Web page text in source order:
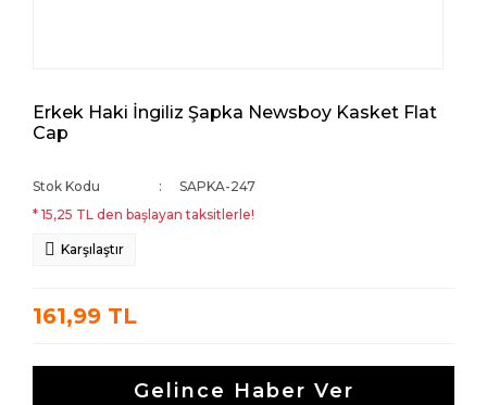
Erkek Haki İngiliz Şapka Newsboy Kasket Flat
Cap
Stok Kodu
SAPKA-247
* 15,25 TL den başlayan taksitlerle!
Karşılaştır
161,99 TL
Gelince Haber Ver